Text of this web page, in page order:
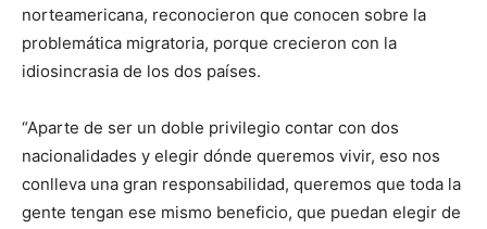
norteamericana, reconocieron que conocen sobre la
problemática migratoria, porque crecieron con la
idiosincrasia de los dos países.
“Aparte de ser un doble privilegio contar con dos
nacionalidades y elegir dónde queremos vivir, eso nos
conlleva una gran responsabilidad, queremos que toda la
gente tengan ese mismo beneficio, que puedan elegir de